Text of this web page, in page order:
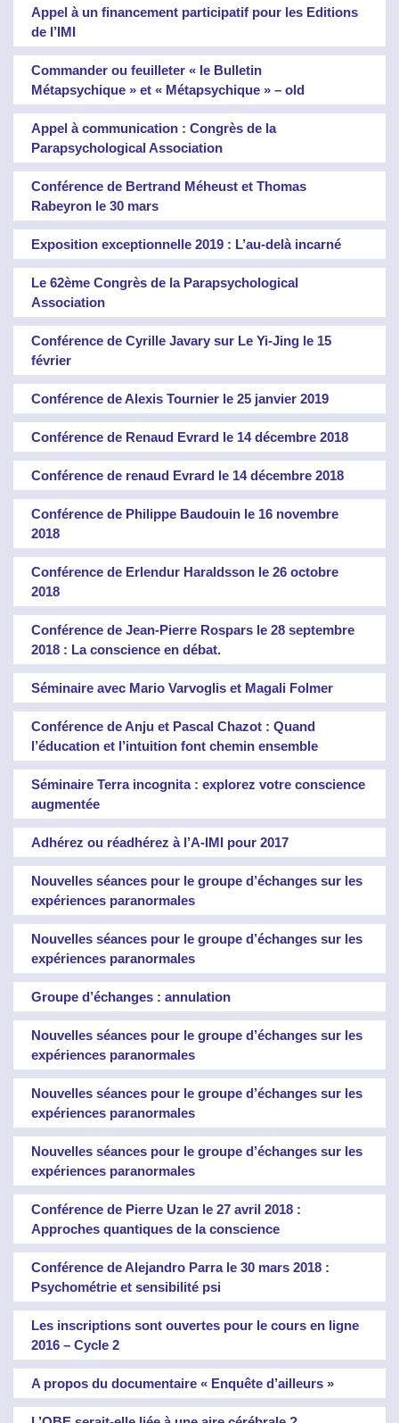
Appel à un financement participatif pour les Editions
de l’IMI
Commander ou feuilleter « le Bulletin
Métapsychique » et « Métapsychique » – old
Appel à communication : Congrès de la
Parapsychological Association
Conférence de Bertrand Méheust et Thomas
Rabeyron le 30 mars
Exposition exceptionnelle 2019 : L’au-delà incarné
Le 62ème Congrès de la Parapsychological
Association
Conférence de Cyrille Javary sur Le Yi-Jing le 15
février
Conférence de Alexis Tournier le 25 janvier 2019
Conférence de Renaud Evrard le 14 décembre 2018
Conférence de renaud Evrard le 14 décembre 2018
Conférence de Philippe Baudouin le 16 novembre
2018
Conférence de Erlendur Haraldsson le 26 octobre
2018
Conférence de Jean-Pierre Rospars le 28 septembre
2018 : La conscience en débat.
Séminaire avec Mario Varvoglis et Magali Folmer
Conférence de Anju et Pascal Chazot : Quand
l’éducation et l’intuition font chemin ensemble
Séminaire Terra incognita : explorez votre conscience
augmentée
Adhérez ou réadhérez à l’A-IMI pour 2017
Nouvelles séances pour le groupe d’échanges sur les
expériences paranormales
Nouvelles séances pour le groupe d’échanges sur les
expériences paranormales
Groupe d’échanges : annulation
Nouvelles séances pour le groupe d’échanges sur les
expériences paranormales
Nouvelles séances pour le groupe d’échanges sur les
expériences paranormales
Nouvelles séances pour le groupe d’échanges sur les
expériences paranormales
Conférence de Pierre Uzan le 27 avril 2018 :
Approches quantiques de la conscience
Conférence de Alejandro Parra le 30 mars 2018 :
Psychométrie et sensibilité psi
Les inscriptions sont ouvertes pour le cours en ligne
2016 – Cycle 2
A propos du documentaire « Enquête d’ailleurs »